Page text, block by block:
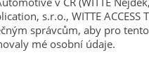
s.r.o., WITTE ACCESS
správcům, aby pro
mé osobní údaje.